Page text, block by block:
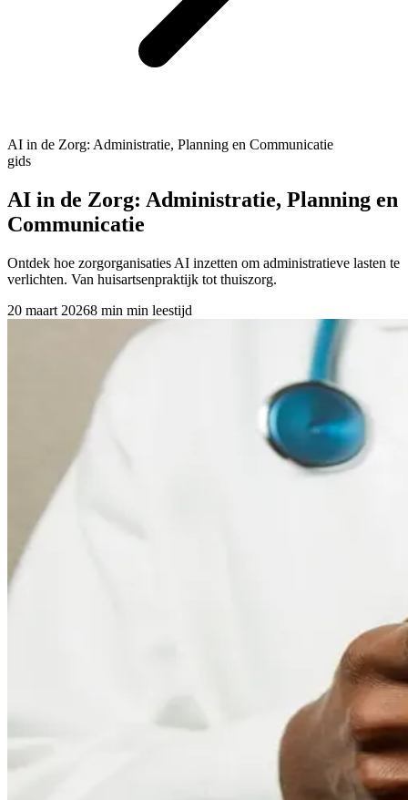
AI in de Zorg: Administratie, Planning en Communicatie
gids
AI in de Zorg: Administratie, Planning en
Communicatie
Ontdek hoe zorgorganisaties AI inzetten om administratieve lasten te
verlichten. Van huisartsenpraktijk tot thuiszorg.
20 maart 20268 min min leestijd